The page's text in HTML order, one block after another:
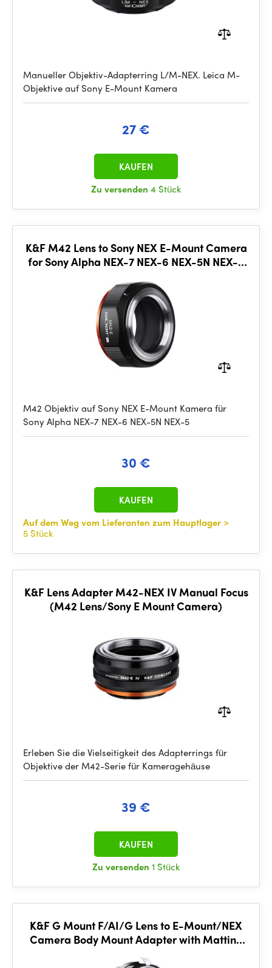
Manueller Objektiv-Adapterring L/M-NEX. Leica M-
Objektive auf Sony E-Mount Kamera
27 €
Zu versenden 4 Stück
KAUFEN
K&F M42 Lens to Sony NEX E-Mount Camera
for Sony Alpha NEX-7 NEX-6 NEX-5N NEX-5
M42 Objektiv auf Sony NEX E-Mount Kamera für
Sony Alpha NEX-7 NEX-6 NEX-5N NEX-5
30 €
Auf dem Weg vom Lieferanten zum Hauptlager >
5 Stück
KAUFEN
K&F Lens Adapter M42-NEX IV Manual Focus
(M42 Lens/Sony E Mount Camera)
Erleben Sie die Vielseitigkeit des Adapterrings für
Objektive der M42-Serie für Kameragehäuse
39 €
Zu versenden 1 Stück
KAUFEN
K&F G Mount F/AI/G Lens to E-Mount/NEX
Camera Body Mount Adapter with Matting